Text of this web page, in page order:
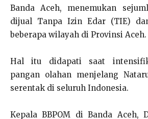
Banda Aceh, menemukan
dijual Tanpa Izin Edar (TIE)
beberapa wilayah di Provinsi Aceh.
Hal itu didapati saat
pangan olahan menjelang
serentak di seluruh Indonesia.
Kepala BBPOM di Banda Aceh,